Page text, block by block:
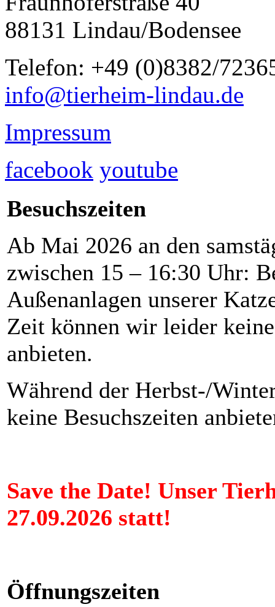
88131 Lindau/Bodensee
Telefon: +49 (0)8382/
info@tierheim-lindau.de
Impressum
facebook youtube
Besuchszeiten
Ab Mai 2026 an den
zwischen 15 – 16:30 Uhr:
Außenanlagen unserer
Zeit können wir leider
anbieten.
Während der Herbst-/
keine Besuchszeiten
Save the Date! Unser
27.09.2026 statt!
Öffnungszeiten